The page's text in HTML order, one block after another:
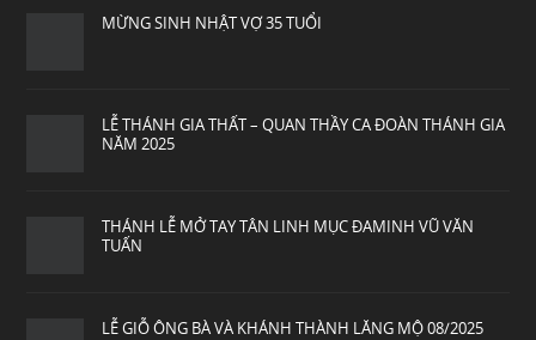
MỪNG SINH NHẬT VỢ 35 TUỔI
LỄ THÁNH GIA THẤT – QUAN THẦY CA ĐOÀN THÁNH GIA
NĂM 2025
THÁNH LỄ MỞ TAY TÂN LINH MỤC ĐAMINH VŨ VĂN
TUẤN
LỄ GIỖ ÔNG BÀ VÀ KHÁNH THÀNH LĂNG MỘ 08/2025